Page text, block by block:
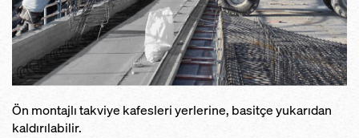
Ön montajlı takviye kafesleri yerlerine, basitçe yukarıdan
kaldırılabilir.